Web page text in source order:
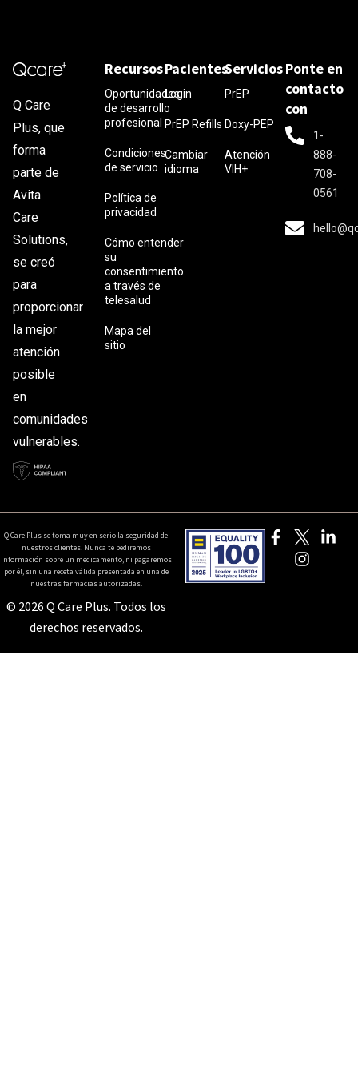
Q Care
Plus, que
forma
parte de
Avita
Care
Solutions,
se creó
para
proporcionar
la mejor
atención
posible
en
comunidades
vulnerables.
Recursos
Oportunidades
de desarrollo
profesional
Condiciones
de servicio
Política de
privacidad
Cómo entender
su
consentimiento
a través de
telesalud
Mapa del
sitio
Pacientes
Login
PrEP Refills
Cambiar
idioma
Servicios
PrEP
Doxy-PEP
Atención
VIH+
Ponte en
contacto
con
1-
888-
708-
0561
Q Care Plus se toma muy en serio la seguridad de
nuestros clientes. Nunca te pediremos
información sobre un medicamento, ni pagaremos
por él, sin una receta válida presentada en una de
nuestras farmacias autorizadas.
© 2026 Q Care Plus. Todos los
derechos reservados.